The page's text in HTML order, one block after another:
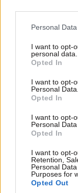
Please note that
not limited to your
grant or deny
use your data for
consent section.
Personal
I want to opt-
personal data.
Opted In
I want to opt-
Personal Data.
Opted In
I want to opt-
Personal
Opted In
I want to opt-
Retention,
Personal
Purposes for
Opted Out
Χίος: Η
Ακολουθήστε